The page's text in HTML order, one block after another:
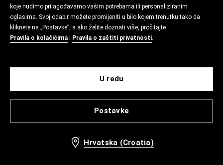
koje nudimo prilagođavamo vašim potrebama ili personaliziranim
oglasima. Svoj odabir možete promijeniti u bilo kojem trenutku tako da
kliknete na „Postavke”, a ako želite doznati više, pročitajte
Pravila o kolačićima i Pravila o zaštiti privatnosti.
Postavke
U redu
Hrvatska (Croatia)